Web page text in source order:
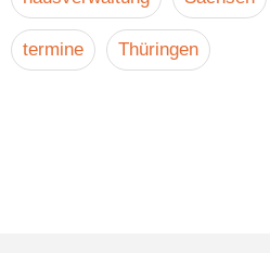
termine Thüringen